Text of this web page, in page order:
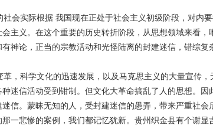
会实际根据 我国现在正处于社会主义初级阶段，对内
主义。在这个重要的历史转折阶段，从思想领域来看，
神论，正当的宗教活动和光怪陆离的封建迷信，错综复
，科学文化的迅速发展，以及马克思主义的大量宣传，
迷信活动受到钳制。但文化大革命搞乱了人的思想。因
信。蒙昧无知的人，受封建迷信的愚弄，带来严重社会
一悲惨的案例，我们都记忆犹新。贵州织金县有个谢显